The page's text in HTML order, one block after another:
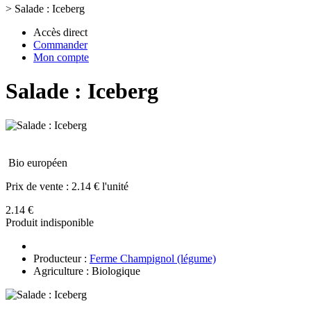
> Salade : Iceberg
Accès direct
Commander
Mon compte
Salade : Iceberg
Bio européen
Prix de vente : 2.14 € l'unité
2.14 €
Produit indisponible
Producteur : Ferme Champignol (légume)
Agriculture : Biologique